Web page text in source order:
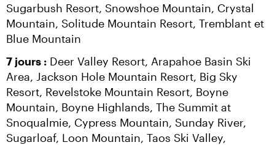
Sugarbush Resort, Snowshoe Mountain, Crystal
Mountain, Solitude Mountain Resort, Tremblant et
Blue Mountain
7 jours : Deer Valley Resort, Arapahoe Basin Ski
Area, Jackson Hole Mountain Resort, Big Sky
Resort, Revelstoke Mountain Resort, Boyne
Mountain, Boyne Highlands, The Summit at
Snoqualmie, Cypress Mountain, Sunday River,
Sugarloaf, Loon Mountain, Taos Ski Valley,